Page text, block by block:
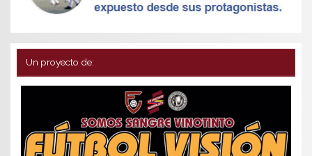
Un proyecto de: